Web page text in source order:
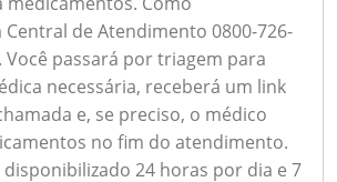
Central de Atendimento 0800-726-
passará por triagem para
necessária, receberá um link
e, se preciso, o médico
no fim do atendimento.
24 horas por dia e 7